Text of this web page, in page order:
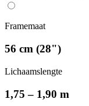
Framemaat
56 cm (28")
Lichaamslengte
1,75 – 1,90 m